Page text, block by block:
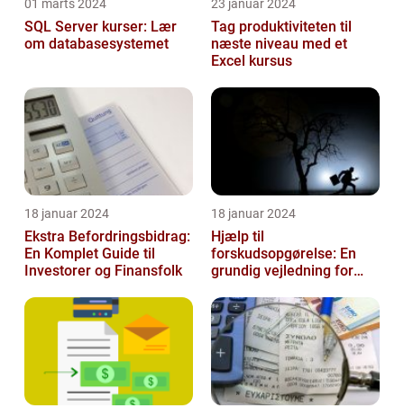
01 marts 2024
SQL Server kurser: Lær
om databasesystemet
23 januar 2024
Tag produktiviteten til
næste niveau med et
Excel kursus
18 januar 2024
Ekstra Befordringsbidrag:
En Komplet Guide til
Investorer og Finansfolk
18 januar 2024
Hjælp til
forskudsopgørelse: En
grundig vejledning for